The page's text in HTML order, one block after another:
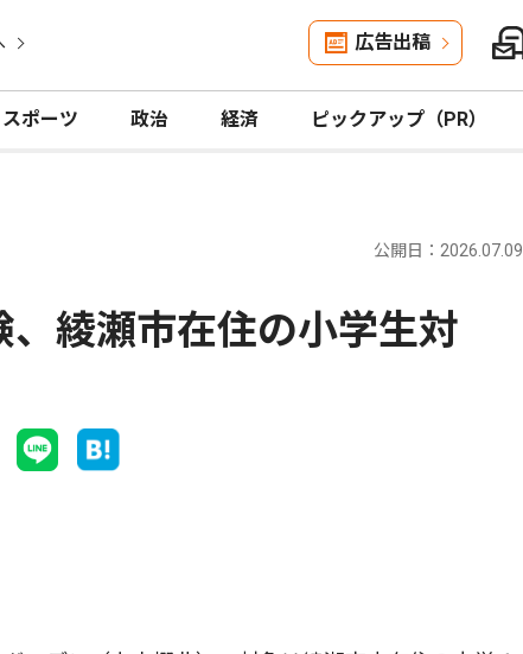
広告出稿
スポーツ 政治 経済 ピックアップ（PR）
公開日：2026.07.09
綾瀬市在住の小学生対